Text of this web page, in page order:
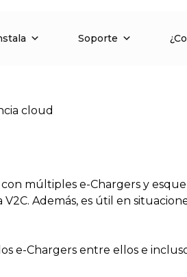
Soporte
cloud
múltiples e-Chargers y
Además, es útil en
e-Chargers entre ellos e